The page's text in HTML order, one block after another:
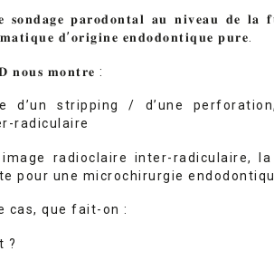
𝐬𝐨𝐧𝐝𝐚𝐠𝐞 𝐩𝐚𝐫𝐨𝐝𝐨𝐧𝐭𝐚𝐥 𝐚𝐮 𝐧𝐢𝐯𝐞𝐚𝐮 𝐝𝐞 𝐥𝐚
𝐝’𝐨𝐫𝐢𝐠𝐢𝐧𝐞 𝐞𝐧𝐝𝐨𝐝𝐨𝐧𝐭𝐢𝐪𝐮𝐞 𝐩𝐮𝐫𝐞.
𝐧𝐨𝐮𝐬 𝐦𝐨𝐧𝐭𝐫𝐞 :
d’un stripping / d’une
radiculaire
radioclaire inter-radiculaire,
pour une microchirurgie
cas, que fait-on :
?